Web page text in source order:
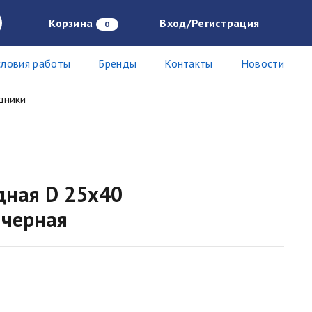
Корзина 0 Вход/Регистрация
работы Бренды Контакты Новости
D 25х40